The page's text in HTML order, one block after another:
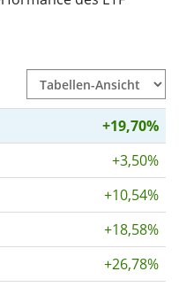
+19,70%
+3,50%
+10,54%
+18,58%
+26,78%